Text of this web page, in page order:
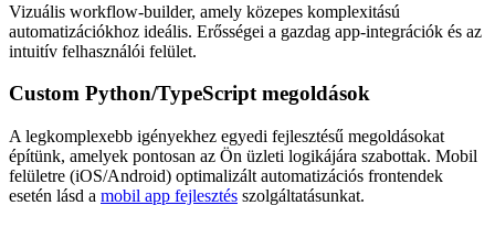
Vizuális workflow-builder, amely közepes komplexitású
automatizációkhoz ideális. Erősségei a gazdag app-integrációk és az
intuitív felhasználói felület.
Custom Python/TypeScript megoldások
A legkomplexebb igényekhez egyedi fejlesztésű megoldásokat
építünk, amelyek pontosan az Ön üzleti logikájára szabottak. Mobil
felületre (iOS/Android) optimalizált automatizációs frontendek
esetén lásd a mobil app fejlesztés szolgáltatásunkat.